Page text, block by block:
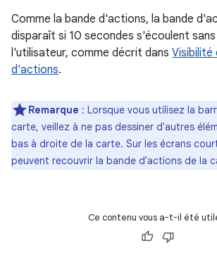
Comme la bande d'actions, la bande
disparaît si 10 secondes s'écoulent
l'utilisateur, comme décrit dans Visibilité
d'actions.
Remarque : Lorsque vous utilisez la
carte, veillez à ne pas dessiner d'autres
bas à droite de la carte. Sur les écrans
peuvent recouvrir la bande d'actions de la
Ce contenu vous a-t-il été